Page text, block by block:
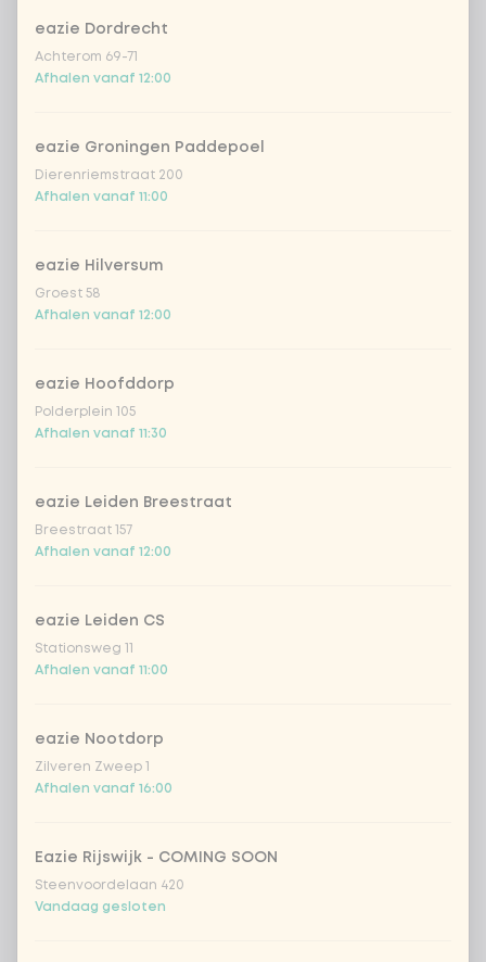
garlicious (vegan)
shanghai nights
spicy szechuan (vegan)
sweet 'n spicy (vegan)
Rijst of noedels
sushirijst (soft & sticky)
eazie Dordrecht
Achterom 69-71
Afhalen vanaf 12:00
eazie Groningen Paddepoel
Dierenriemstraat 200
Afhalen vanaf 11:00
eazie Hilversum
Groest 58
Afhalen vanaf 12:00
eazie Hoofddorp
Polderplein 105
Afhalen vanaf 11:30
eazie Leiden Breestraat
Breestraat 157
Afhalen vanaf 12:00
eazie Leiden CS
Stationsweg 11
Afhalen vanaf 11:00
eazie Nootdorp
Zilveren Zweep 1
Afhalen vanaf 16:00
Eazie Rijswijk - COMING SOON
Steenvoordelaan 420
Vandaag gesloten